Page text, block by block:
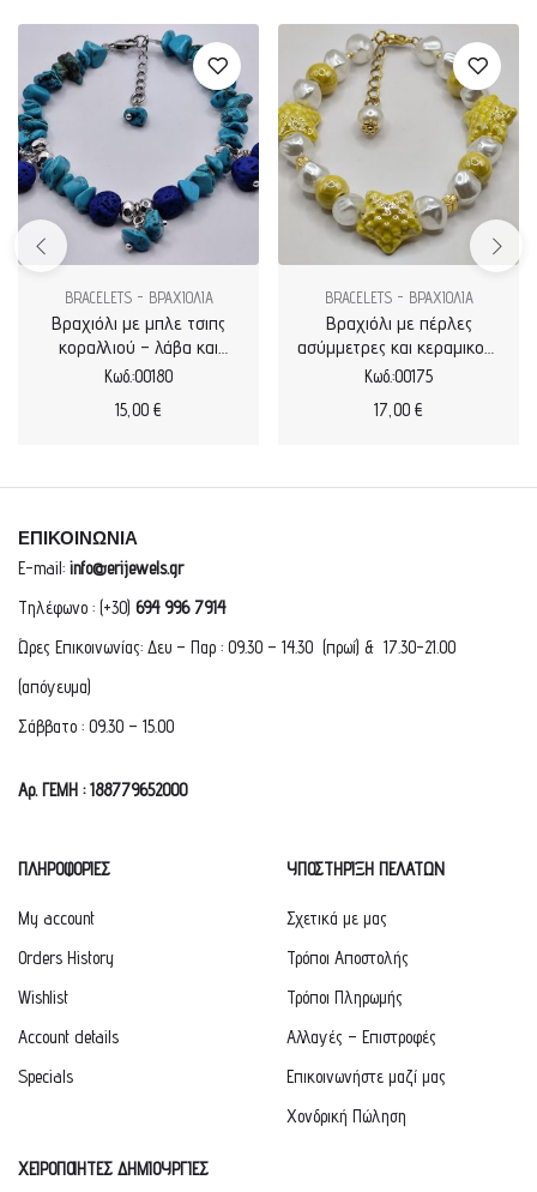
BRACELETS - ΒΡΑΧΙΟΛΙΑ
Βραχιόλι με μπλε τσιπς
κοραλλιού – λάβα και
μεταλλικά στοιχεία
Κωδ.:00180
15,00 €
BRACELETS - ΒΡΑΧΙΟΛΙΑ
Βραχιόλι με πέρλες
ασύμμετρες και κεραμικούς
αστερίες
Κωδ.:00175
17,00 €
ΕΠΙΚΟΙΝΩΝΙΑ
E-mail: info@erijewels.gr
Τηλέφωνο : (+30) 694 996 7914
Ώρες Επικοινωνίας: Δευ – Παρ : 09.30 – 14.30 (πρωί) & 17.30-21.00
(απόγευμα)
Σάββατο : 09.30 – 15.00
Αρ. ΓΕΜΗ : 188779652000
ΠΛΗΡΟΦΟΡΙΕΣ
My account
Orders History
Wishlist
Account details
Specials
ΥΠΟΣΤΗΡΙΞΗ ΠΕΛΑΤΩΝ
Σχετικά με μας
Τρόποι Αποστολής
Τρόποι Πληρωμής
Αλλαγές – Επιστροφές
Επικοινωνήστε μαζί μας
Χονδρική Πώληση
ΧΕΙΡΟΠΟΙΗΤΕΣ ΔΗΜΙΟΥΡΓΙΕΣ